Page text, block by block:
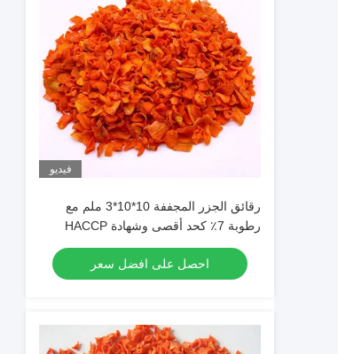
فيديو
رقائق الجزر المجففة 10*10*3 ملم مع
رطوبة 7٪ كحد أقصى وشهادة HACCP
HALAL ISO
احصل على افضل سعر